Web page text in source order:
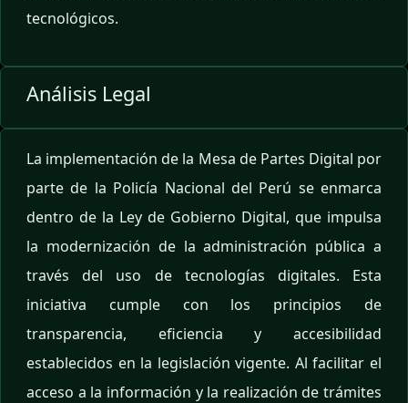
tecnológicos.
Análisis Legal
La implementación de la Mesa de Partes Digital por
parte de la Policía Nacional del Perú se enmarca
dentro de la Ley de Gobierno Digital, que impulsa
la modernización de la administración pública a
través del uso de tecnologías digitales. Esta
iniciativa cumple con los principios de
transparencia, eficiencia y accesibilidad
establecidos en la legislación vigente. Al facilitar el
acceso a la información y la realización de trámites